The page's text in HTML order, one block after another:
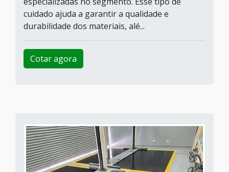
cuidado ajuda a garantir a qualidade e
durabilidade dos materiais, alé...
Cotar agora